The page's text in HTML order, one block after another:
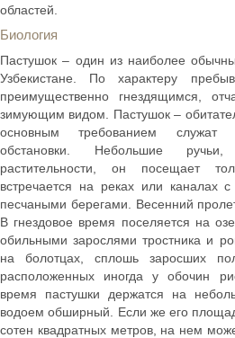
областей.
Биология
Пастушок – один из наиболее
Узбекистане. По характеру
преимущественно гнездящимся,
зимующим видом. Пастушок –
основным требованием служат
обстановки. Небольшие
растительности, он посещает
встречается на реках или каналах
песчаными берегами. Весенний
В гнездовое время поселяется на
обильными зарослями тростника и
на болотцах, сплошь заросших
расположенных иногда у обочин
время пастушки держатся на
водоем обширный. Если же его
сотен квадратных метров, на нем